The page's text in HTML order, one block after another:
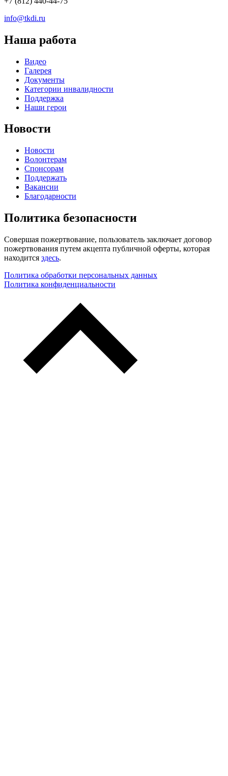
info@tkdi.ru
Наша работа
Видео
Галерея
Документы
Категории инвалидности
Поддержка
Наши герои
Новости
Новости
Волонтерам
Спонсорам
Поддержать
Вакансии
Благодарности
Политика безопасности
Совершая пожертвование, пользователь заключает договор
пожертвования путем акцепта публичной оферты, которая
находится здесь.
Политика обработки персональных данных
Политика конфиденциальности